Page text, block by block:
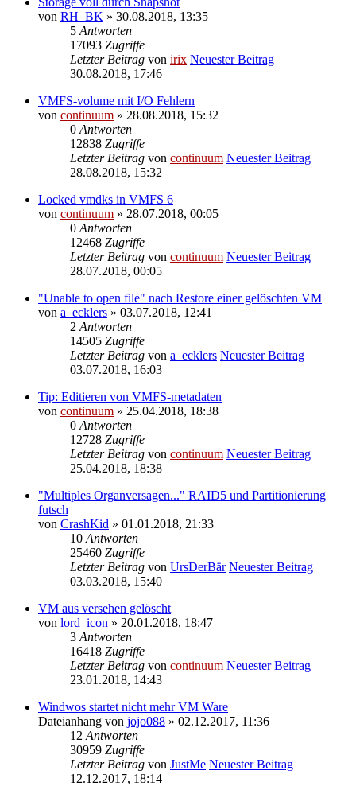
von RH_BK » 30.08.2018, 13:35
5 Antworten
17093 Zugriffe
Letzter Beitrag von irix Neuester Beitrag
30.08.2018, 17:46
VMFS-volume mit I/O Fehlern
von continuum » 28.08.2018, 15:32
0 Antworten
12838 Zugriffe
Letzter Beitrag von continuum Neuester Beitrag
28.08.2018, 15:32
Locked vmdks in VMFS 6
von continuum » 28.07.2018, 00:05
0 Antworten
12468 Zugriffe
Letzter Beitrag von continuum Neuester Beitrag
28.07.2018, 00:05
"Unable to open file" nach Restore einer gelöschten VM
von a_ecklers » 03.07.2018, 12:41
2 Antworten
14505 Zugriffe
Letzter Beitrag von a_ecklers Neuester Beitrag
03.07.2018, 16:03
Tip: Editieren von VMFS-metadaten
von continuum » 25.04.2018, 18:38
0 Antworten
12728 Zugriffe
Letzter Beitrag von continuum Neuester Beitrag
25.04.2018, 18:38
"Multiples Organversagen..." RAID5 und Partitionierung
futsch
von CrashKid » 01.01.2018, 21:33
10 Antworten
25460 Zugriffe
Letzter Beitrag von UrsDerBär Neuester Beitrag
03.03.2018, 15:40
VM aus versehen gelöscht
von lord_icon » 20.01.2018, 18:47
3 Antworten
16418 Zugriffe
Letzter Beitrag von continuum Neuester Beitrag
23.01.2018, 14:43
Windwos startet nicht mehr VM Ware
Dateianhang von jojo088 » 02.12.2017, 11:36
12 Antworten
30959 Zugriffe
Letzter Beitrag von JustMe Neuester Beitrag
12.12.2017, 18:14